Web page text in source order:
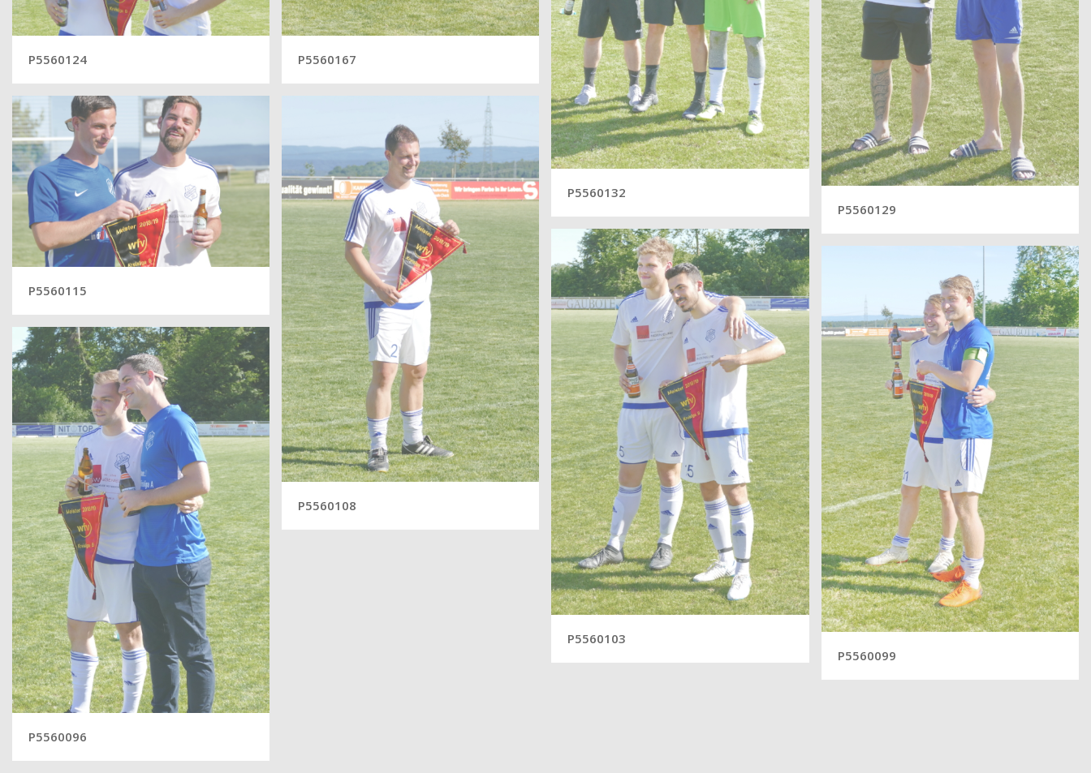
P5560167
P5560132
P5560129
P5560124
P5560115
P5560108
P5560103
P5560099
P5560096